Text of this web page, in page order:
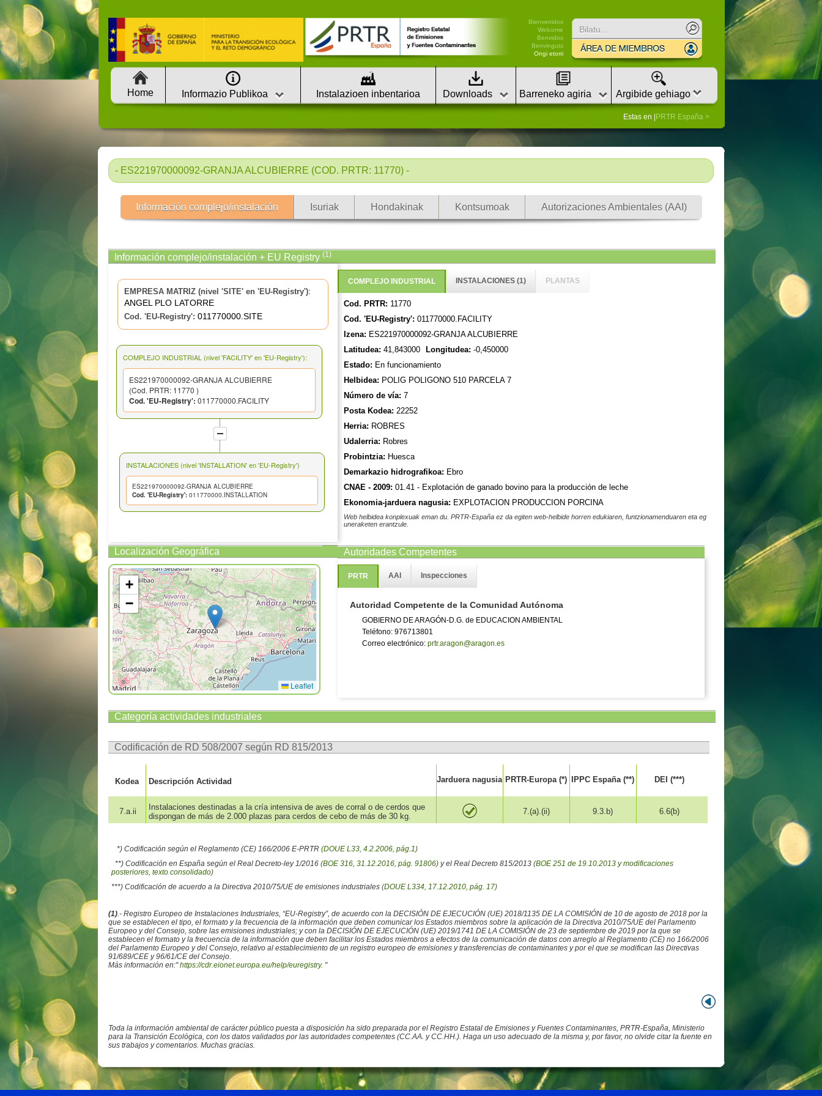
Bienvenidos
Welcome
Benvidos
Benvinguts
Ongi etorri
Home Informazio Publikoa Instalazioen inbentarioa Downloads Barreneko agiria Argibide gehiago
Estas en | PRTR España
- ES221970000092-GRANJA ALCUBIERRE (COD. PRTR: 11770) -
Información complejo/instalación Isuriak Hondakinak Kontsumoak Autorizaciones Ambientales (AAI)
Información complejo/instalación + EU Registry (1)
EMPRESA MATRIZ (nivel 'SITE' en 'EU-Registry'):
ANGEL PLO LATORRE
Cod. 'EU-Registry': 011770000.SITE
COMPLEJO INDUSTRIAL (nivel 'FACILITY' en 'EU-Registry'):
ES221970000092-GRANJA ALCUBIERRE
(Cod. PRTR: 11770 )
Cod. 'EU-Registry': 011770000.FACILITY
INSTALACIONES (nivel 'INSTALLATION' en 'EU-Registry')
ES221970000092-GRANJA ALCUBIERRE
Cod. 'EU-Registry':011770000.INSTALLATION
Localización Geográfica
+
−
Leaflet
COMPLEJO INDUSTRIAL INSTALACIONES (1) PLANTAS
Cod. PRTR: 11770
Cod. 'EU-Registry': 011770000.FACILITY
Izena: ES221970000092-GRANJA ALCUBIERRE
Latitudea: 41,843000 Longitudea: -0,450000
Estado: En funcionamiento
Helbidea: POLIG POLIGONO 510 PARCELA 7
Número de vía: 7
Posta Kodea: 22252
Herria: ROBRES
Udalerria: Robres
Probintzia: Huesca
Demarkazio hidrografikoa: Ebro
CNAE - 2009: 01.41 - Explotación de ganado bovino para la producción de leche
Ekonomia-jarduera nagusia: EXPLOTACION PRODUCCION PORCINA
Web helbidea konplexuak eman du. PRTR-España ez da egiten web-helbide horren edukiaren, funtzionamenduaren eta eg
uneraketen erantzule.
Autoridades Competentes
PRTR AAI Inspecciones
Autoridad Competente de la Comunidad Autónoma
GOBIERNO DE ARAGÓN-D.G. de EDUCACION AMBIENTAL
Teléfono: 976713801
Correo electrónico: prtr.aragon@aragon.es
Categoría actividades industriales
Codificación de RD 508/2007 según RD 815/2013
Kodea Descripción Actividad Jarduera nagusia PRTR-Europa (*) IPPC España (**) DEI (***)
7.a.ii
Instalaciones destinadas a la cría intensiva de aves de corral o de cerdos que
dispongan de más de 2.000 plazas para cerdos de cebo de más de 30 kg.
7.(a).(ii) 9.3.b) 6.6(b)
*) Codificación según el Reglamento (CE) 166/2006 E-PRTR (DOUE L33, 4.2.2006, pág.1)
**) Codificación en España según el Real Decreto-ley 1/2016 (BOE 316, 31.12.2016, pág. 91806)y el Real Decreto 815/2013 (BOE 251 de 19.10.2013 y modificaciones
posteriores, texto consolidado)
***) Codificación de acuerdo a la Directiva 2010/75/UE de emisiones industriales (DOUE L334, 17.12.2010, pág. 17)
(1).- Registro Europeo de Instalaciones Industriales, “EU-Registry”, de acuerdo con la DECISIÓN DE EJECUCIÓN (UE) 2018/1135 DE LA COMISIÓN de 10 de agosto de 2018 por la
que se establecen el tipo, el formato y la frecuencia de la información que deben comunicar los Estados miembros sobre la aplicación de la Directiva 2010/75/UE del Parlamento
Europeo y del Consejo, sobre las emisiones industriales; y con la DECISIÓN DE EJECUCIÓN (UE) 2019/1741 DE LA COMISIÓN de 23 de septiembre de 2019 por la que se
establecen el formato y la frecuencia de la información que deben facilitar los Estados miembros a efectos de la comunicación de datos con arreglo al Reglamento (CE) no 166/2006
del Parlamento Europeo y del Consejo, relativo al establecimiento de un registro europeo de emisiones y transferencias de contaminantes y por el que se modifican las Directivas
91/689/CEE y 96/61/CE del Consejo.
Más información en:"https://cdr.eionet.europa.eu/help/euregistry. "
Toda la información ambiental de carácter público puesta a disposición ha sido preparada por el Registro Estatal de Emisiones y Fuentes Contaminantes, PRTR-España, Ministerio
para la Transición Ecológica, con los datos validados por las autoridades competentes (CC.AA. y CC.HH.). Haga un uso adecuado de la misma y, por favor, no olvide citar la fuente en
sus trabajos y comentarios. Muchas gracias.